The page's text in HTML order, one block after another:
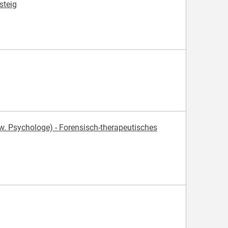
Psychologe) - Forensisch-therapeutisches